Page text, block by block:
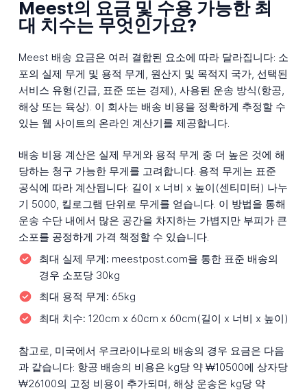
Meest의 요금 및 수용 가능한 최
대 치수는 무엇인가요?
Meest 배송 요금은 여러 결합된 요소에 따라 달라집니다: 소
포의 실제 무게 및 용적 무게, 원산지 및 목적지 국가, 선택된
서비스 유형(긴급, 표준 또는 경제), 사용된 운송 방식(항공,
해상 또는 육상). 이 회사는 배송 비용을 정확하게 추정할 수
있는 웹 사이트의 온라인 계산기를 제공합니다.
배송 비용 계산은 실제 무게와 용적 무게 중 더 높은 것에 해
당하는 청구 가능한 무게를 고려합니다. 용적 무게는 표준
공식에 따라 계산됩니다: 길이 x 너비 x 높이(센티미터) 나누
기 5000, 킬로그램 단위로 무게를 얻습니다. 이 방법을 통해
운송 수단 내에서 많은 공간을 차지하는 가볍지만 부피가 큰
소포를 공정하게 가격 책정할 수 있습니다.
최대 실제 무게: meestpost.com을 통한 표준 배송의
경우 소포당 30kg
최대 용적 무게: 65kg
최대 치수: 120cm x 60cm x 60cm(길이 x 너비 x 높이)
참고로, 미국에서 우크라이나로의 배송의 경우 요금은 다음
과 같습니다: 항공 배송의 비용은 kg당 약 ₩10500에 상자당
₩26100의 고정 비용이 추가되며, 해상 운송은 kg당 약